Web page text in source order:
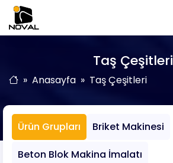
Taş Çeşitleri
Anasayfa Taş Çeşitleri
Ürün Grupları Briket Makinesi
Beton Blok Makina İmalatı